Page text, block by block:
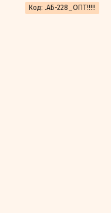
Код: .АБ-228_ОПТ!!!!!